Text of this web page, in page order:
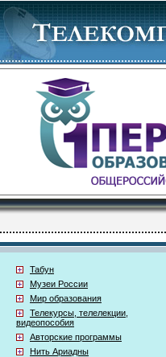
Табун
Музеи России
Мир образования
Телекурсы, телелекции,
видеопособия
Авторские программы
Нить Ариадны